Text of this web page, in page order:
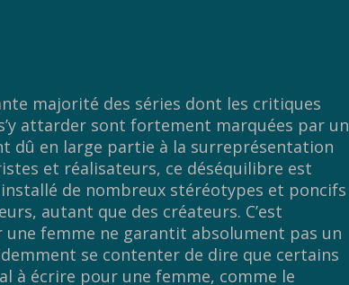
majorité des séries dont les critiques
attarder sont fortement marquées par un
dû en large partie à la surreprésentation
et réalisateurs, ce déséquilibre est
de nombreux stéréotypes et poncifs
autant que des créateurs. C’est
femme ne garantit absolument pas un
se contenter de dire que certains
à écrire pour une femme, comme le